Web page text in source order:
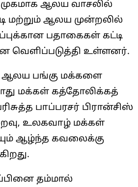
முகமாக ஆலய வாசலில்
மற்றும் ஆலய முன்றலில்
பதாகைகள் கட்டி
வெளிப்படுத்தி உள்ளனர்.
ஆலய பங்கு மக்களை
மக்கள் கத்தோலிக்கத்
பாப்பரசர் பிரான்சிஸ்
உலகவாழ் மக்கள்
ஆழ்ந்த கவலைக்கு
தம்மால்